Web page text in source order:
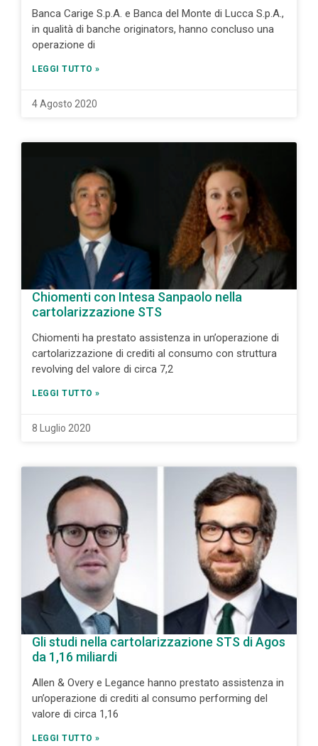
Banca Carige S.p.A. e Banca del Monte di Lucca S.p.A.,
in qualità di banche originators, hanno concluso una
operazione di
LEGGI TUTTO »
4 Agosto 2020
Chiomenti con Intesa Sanpaolo nella
cartolarizzazione STS
Chiomenti ha prestato assistenza in un’operazione di
cartolarizzazione di crediti al consumo con struttura
revolving del valore di circa 7,2
LEGGI TUTTO »
8 Luglio 2020
Gli studi nella cartolarizzazione STS di Agos
da 1,16 miliardi
Allen & Overy e Legance hanno prestato assistenza in
un’operazione di crediti al consumo performing del
valore di circa 1,16
LEGGI TUTTO »